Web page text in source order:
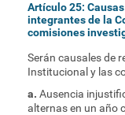
Artículo 25:
integrantes de la
comisiones
Serán causales de
Institucional y las
a. Ausencia
alternas en un año